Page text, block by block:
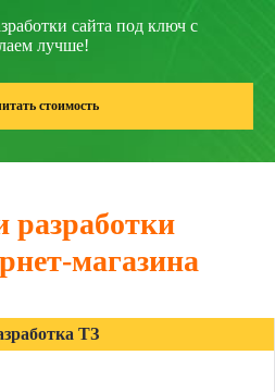
сайта под ключ с
лучше!
стоимость
разработки
магазина
ТЗ